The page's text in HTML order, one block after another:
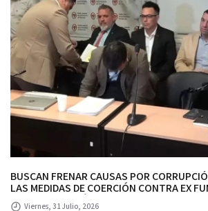
BUSCAN FRENAR CAUSAS POR CORRUPCIÓN: PRORROGAN
LAS MEDIDAS DE COERCIÓN CONTRA EX
ALBERTO RODRÍGUEZ SAA Y SE DEMORA EL TRATAMIENTO DEL
Viernes, 31 Julio, 2026